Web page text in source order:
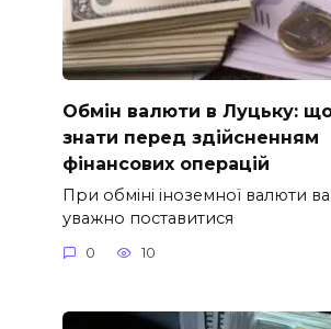
Обмін валюти в Луцьку:
знати перед здійсненням
фінансових операцій
При обміні іноземної валюти
уважно поставитися
0 10